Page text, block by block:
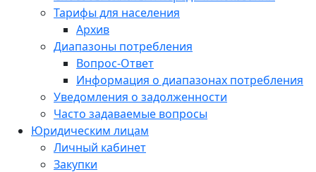
Тарифы для населения
Архив
Диапазоны потребления
Вопрос-Ответ
Информация о диапазонах потребления
Уведомления о задолженности
Часто задаваемые вопросы
Юридическим лицам
Личный кабинет
Закупки